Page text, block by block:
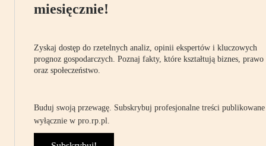
miesięcznie!
Zyskaj dostęp do rzetelnych analiz, opinii ekspertów i kluczowych
prognoz gospodarczych. Poznaj fakty, które kształtują biznes, prawo
oraz społeczeństwo.
Buduj swoją przewagę. Subskrybuj profesjonalne treści publikowane
wyłącznie w pro.rp.pl.